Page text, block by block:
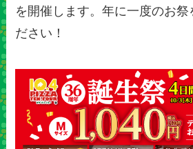
を開催します。年に一度のお祭
ださい！